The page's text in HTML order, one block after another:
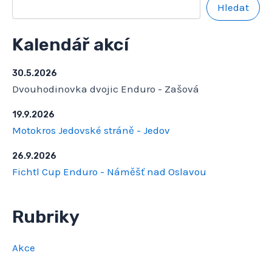
Hledat
Kalendář akcí
30.5.2026
Dvouhodinovka dvojic Enduro - Zašová
19.9.2026
Motokros Jedovské stráně - Jedov
26.9.2026
Fichtl Cup Enduro - Náměšť nad Oslavou
Rubriky
Akce